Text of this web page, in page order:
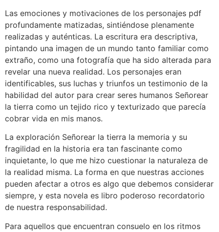
Las emociones y motivaciones de los personajes pdf
profundamente matizadas, sintiéndose plenamente
realizadas y auténticas. La escritura era descriptiva,
pintando una imagen de un mundo tanto familiar como
extraño, como una fotografía que ha sido alterada para
revelar una nueva realidad. Los personajes eran
identificables, sus luchas y triunfos un testimonio de la
habilidad del autor para crear seres humanos Señorear
la tierra como un tejido rico y texturizado que parecía
cobrar vida en mis manos.
La exploración Señorear la tierra la memoria y su
fragilidad en la historia era tan fascinante como
inquietante, lo que me hizo cuestionar la naturaleza de
la realidad misma. La forma en que nuestras acciones
pueden afectar a otros es algo que debemos considerar
siempre, y esta novela es libro poderoso recordatorio
de nuestra responsabilidad.
Para aquellos que encuentran consuelo en los ritmos